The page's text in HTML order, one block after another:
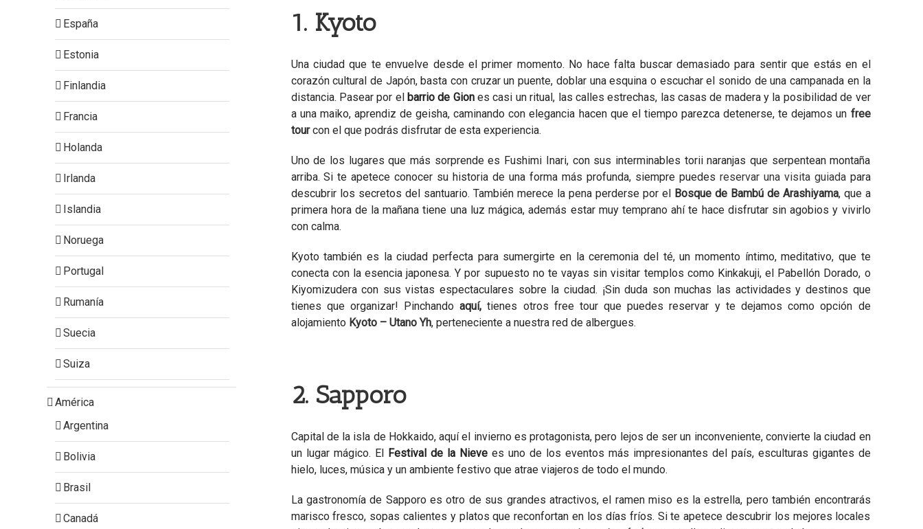
1. Kyoto
Una ciudad que te envuelve desde el primer momento. No hace falta buscar demasiado para sentir que estás en el
corazón cultural de Japón, basta con cruzar un puente, doblar una esquina o escuchar el sonido de una campanada en la
distancia. Pasear por el barrio de Giones casi un ritual, las calles estrechas, las casas de madera y la posibilidad de ver
a una maiko, aprendiz de geisha, caminando con elegancia hacen que el tiempo parezca detenerse, te dejamos un free
tourcon el que podrás disfrutar de esta experiencia.
Uno de los lugares que más sorprende es Fushimi Inari, con sus interminables torii naranjas que serpentean montaña
arriba. Si te apetece conocer su historia de una forma más profunda, siempre puedes reservar una visita guiadapara
descubrir los secretos del santuario. También merece la pena perderse por el
Bosque de Bambú de Arashiyama, que a
primera hora de la mañana tiene una luz mágica, además estar muy temprano ahí te hace disfrutar sin agobios y vivirlo
con calma.
Kyoto también es la ciudad perfecta para sumergirte en la ceremonia del té, un momento íntimo, meditativo, que te
conecta con la esencia japonesa. Y por supuesto no te vayas sin visitar templos como Kinkakuji, el Pabellón Dorado, o
Kiyomizudera con sus vistas espectaculares sobre la ciudad. ¡Sin duda son muchas las actividades y destinos que
tienes que organizar! Pinchando aquí, tienes otros free tour que puedes reservar y te dejamos como opción de
alojamiento Kyoto – Utano Yh, perteneciente a nuestra red de albergues.
2. Sapporo
Capital de la isla de Hokkaido, aquí el invierno es protagonista, pero lejos de ser un inconveniente, convierte la ciudad en
un lugar mágico. El
Festival de la Nieve es uno de los eventos más impresionantes del país, esculturas gigantes de
hielo, luces, música y un ambiente festivo que atrae viajeros de todo el mundo.
La gastronomía de Sapporo es otro de sus grandes atractivos, el ramen miso es la estrella, pero también encontrarás
marisco fresco, sopas calientes y platos que reconfortan en los días fríos. Si te apetece descubrir los mejores locales
España
Estonia
Finlandia
Francia
Holanda
Irlanda
Islandia
Noruega
Portugal
Rumanía
Suecia
Suiza
América
Argentina
Bolivia
Brasil
Canadá